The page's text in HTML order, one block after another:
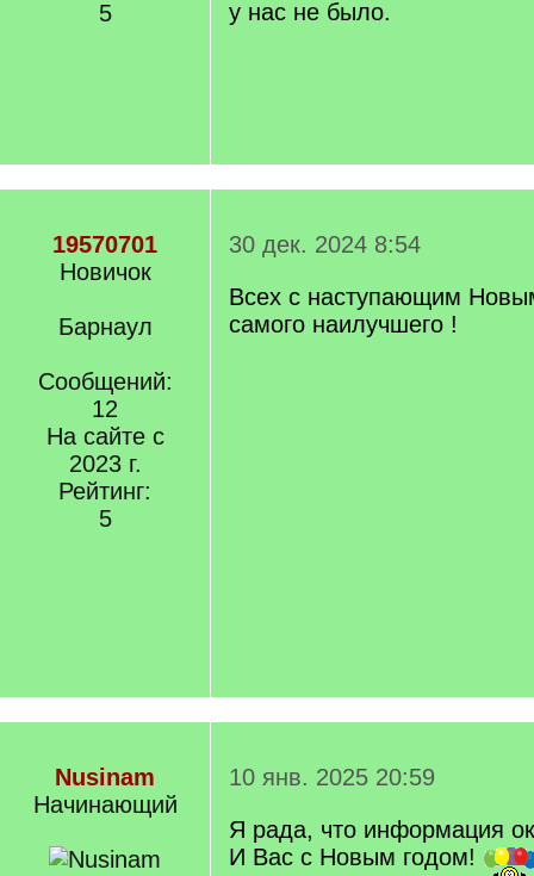
5 у нас не было.
19570701
Новичок
Барнаул
Сообщений:
12
На сайте с
2023 г.
Рейтинг:
5
30 дек. 2024 8:54
Всех с наступающим
самого наилучшего !
Nusinam
Начинающий
10 янв. 2025 20:59
Я рада, что информация
И Вас с Новым годом!